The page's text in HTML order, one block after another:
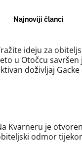
Najnoviji članci
ideju za
u Otočcu savršen
doživljaj
Kvarneru je
odmor